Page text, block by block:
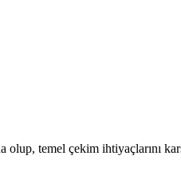
temel çekim ihtiyaçlarını